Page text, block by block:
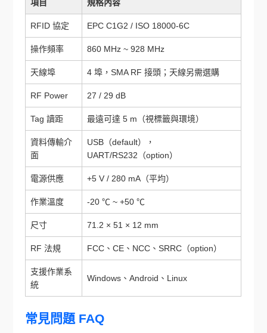
項目 規格內容
RFID 協定 EPC C1G2 / ISO 18000-6C
操作頻率 860 MHz ~ 928 MHz
天線埠 4 埠，SMA RF 接頭；天線另需選購
RF Power 27 / 29 dB
Tag 讀距 最遠可達 5 m（視標籤與環境）
資料傳輸介
面
USB（default），
UART/RS232（option）
電源供應 +5 V / 280 mA（平均）
作業溫度 -20 ℃ ~ +50 ℃
尺寸 71.2 × 51 × 12 mm
RF 法規 FCC、CE、NCC、SRRC（option）
支援作業系
統
Windows、Android、Linux
常見問題 FAQ